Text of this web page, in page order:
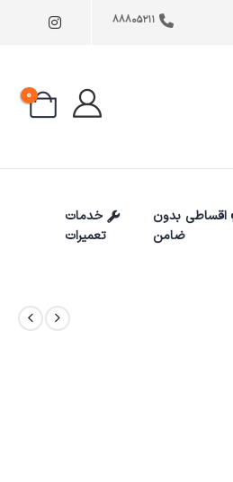
88805211
0
اقساطی بدون
ضامن
خدمات
تعمیرات